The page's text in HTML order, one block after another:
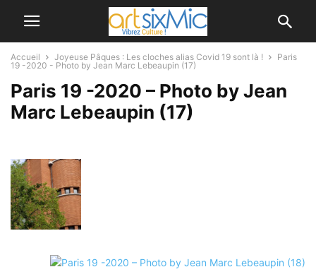
Accueil Joyeuse Pâques : Les cloches alias Covid 19 sont là !
Paris
19 -2020 - Photo by Jean Marc Lebeaupin (17)
Paris 19 -2020 – Photo by Jean
Marc Lebeaupin (17)